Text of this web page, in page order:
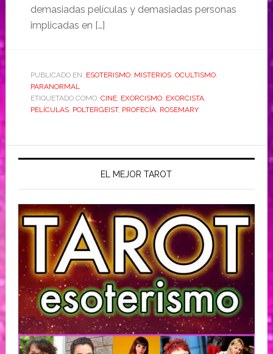
demasiadas películas y demasiadas personas
implicadas en […]
PUBLICADO EN: ESOTERISMO, MISTERIOS, OCULTISMO,
PARANORMAL
ETIQUETADO COMO: CINE, EXORCISMO, EXORCISTA,
PELÍCULAS, POLTERGEIST, PROFECÍA, ROSEMARY
EL MEJOR TAROT